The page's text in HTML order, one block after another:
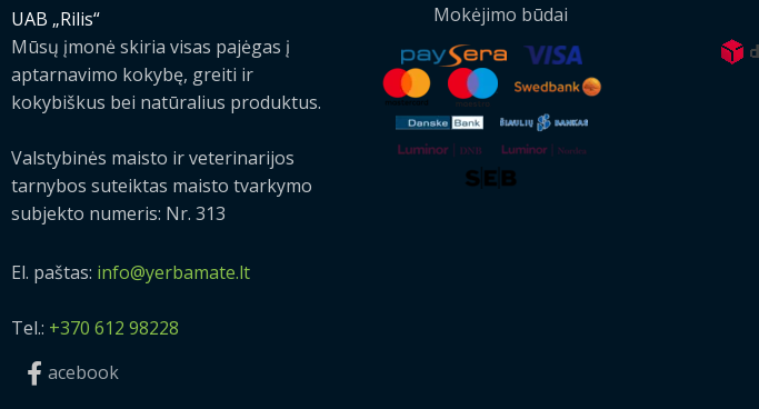
UAB „Rilis“
Mūsų įmonė skiria visas pajėgas į
aptarnavimo kokybę, greiti ir
kokybiškus bei natūralius produktus.
Valstybinės maisto ir veterinarijos
tarnybos suteiktas maisto tvarkymo
subjekto numeris: Nr. 313
El. paštas: info@yerbamate.lt
Tel.: +370 612 98228
acebook
Mokėjimo būdai